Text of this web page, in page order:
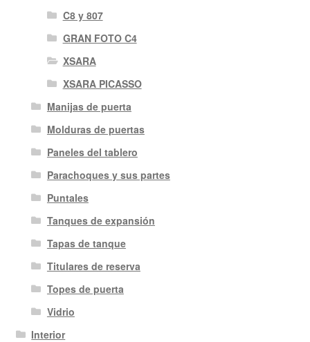
C8 y 807
GRAN FOTO C4
XSARA
XSARA PICASSO
Manijas de puerta
Molduras de puertas
Paneles del tablero
Parachoques y sus partes
Puntales
Tanques de expansión
Tapas de tanque
Titulares de reserva
Topes de puerta
Vidrio
Interior